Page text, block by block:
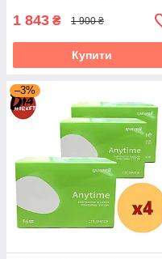
1 843 ₴ 1 900 ₴
Купити
–3%